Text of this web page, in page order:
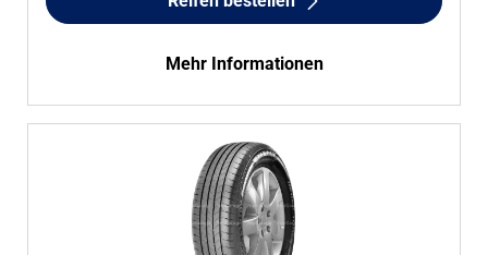
Mehr Informationen